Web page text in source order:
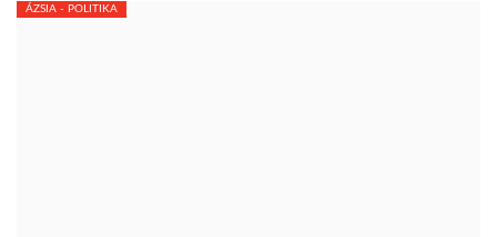
ÁZSIA - POLITIKA